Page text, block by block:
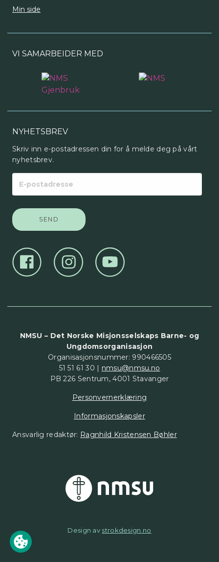
Min side
VI SAMARBEIDER MED
NYHETSBREV
Skriv inn e-postadressen din for å melde deg på vårt
nyhetsbrev.
postadresse
NMSU – Det Norske Misjonsselskaps Barne- og
Ungdomsorganisasjon
Organisasjonsnummer: 990466505
51 51 61 30 | nmsu@nmsu.no
PB 226 Sentrum, 4001 Stavanger
Personvernerklæring
Informasjonskapsler
Ansvarlig redaktør: Ragnhild Kristensen Bøhler
Design av strokdesign.no